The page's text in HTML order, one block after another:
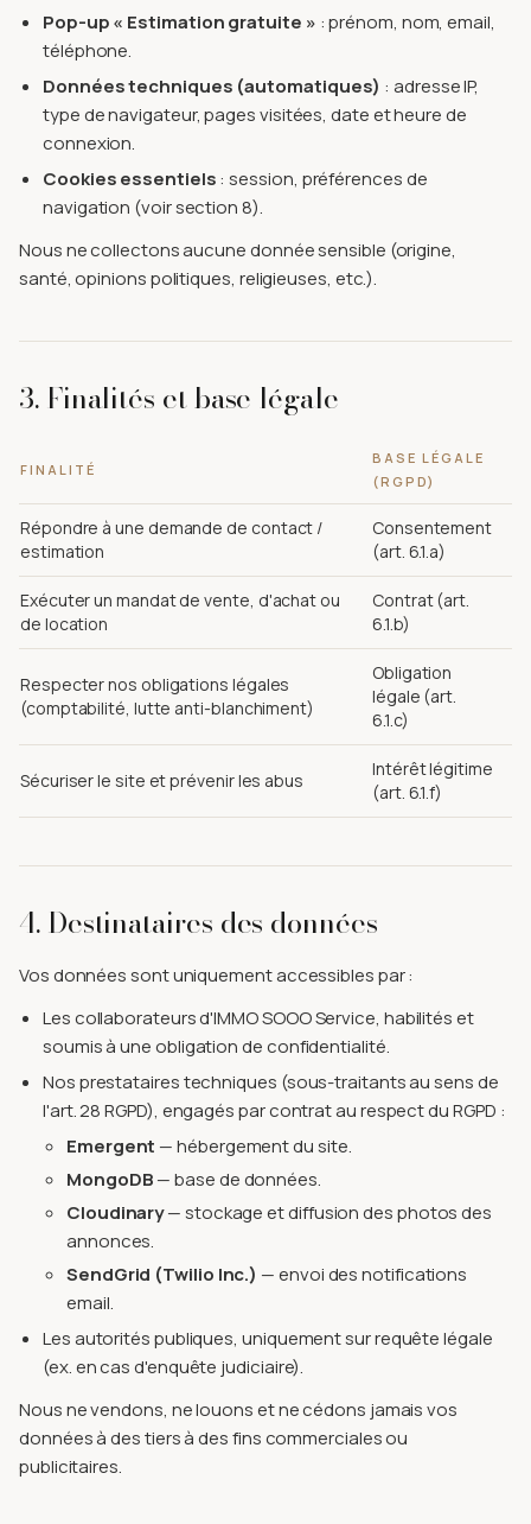
Pop-up « Estimation gratuite » : prénom, nom, email,
téléphone.
Données techniques (automatiques) : adresse IP,
type de navigateur, pages visitées, date et heure de
connexion.
Cookies essentiels: session, préférences de
navigation (voir section 8).
Nous ne collectons aucune donnée sensible (origine,
santé, opinions politiques, religieuses, etc.).
3. Finalités et base légale
FINALITÉ
BASE LÉGALE
(RGPD)
Répondre à une demande de contact /
estimation
Consentement
(art. 6.1.a)
Exécuter un mandat de vente, d'achat ou
de location
Contrat (art.
6.1.b)
Respecter nos obligations légales
(comptabilité, lutte anti-blanchiment)
Obligation
légale (art.
6.1.c)
Sécuriser le site et prévenir les abus
Intérêt légitime
(art. 6.1.f)
4. Destinataires des données
Vos données sont uniquement accessibles par :
Les collaborateurs d'IMMO SOOO Service, habilités et
soumis à une obligation de confidentialité.
Nos prestataires techniques (sous-traitants au sens de
l'art. 28 RGPD), engagés par contrat au respect du RGPD :
Emergent — hébergement du site.
MongoDB— base de données.
Cloudinary— stockage et diffusion des photos des
annonces.
SendGrid (Twilio Inc.) — envoi des notifications
email.
Les autorités publiques, uniquement sur requête légale
(ex. en cas d'enquête judiciaire).
Nous ne vendons, ne louons et ne cédons jamais vos
données à des tiers à des fins commerciales ou
publicitaires.